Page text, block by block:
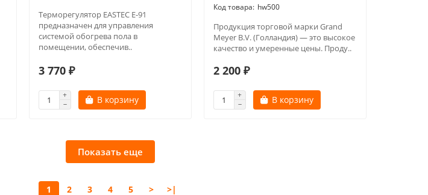
Терморегулятор EASTEC Е-91
предназначен для управления
системой обогрева пола в
помещении, обеспечив..
3 770 ₽
В корзину
hw500
Продукция торговой марки Grand
Meyer B.V. (Голландия) — это высокое
качество и умеренные цены. Проду..
2 200 ₽
В корзину
Показать еще
1 2 3 4 5 > >|